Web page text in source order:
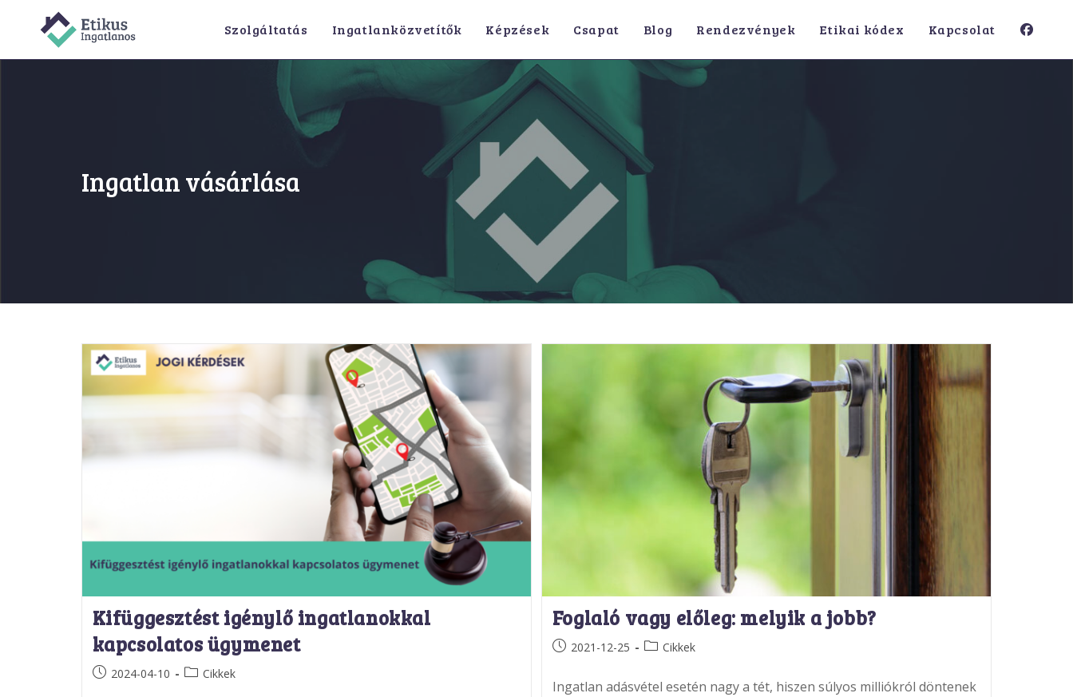
Szolgáltatás Ingatlanközvetítők Képzések Csapat Blog Rendezvények Etikai kódex Kapcsolat
Ingatlan vásárlása
Kifüggesztést igénylő ingatlanokkal
kapcsolatos ügymenet
Post2024-04-10
PostCikkek
Foglaló vagy előleg: melyik a jobb?
Post2021-12-25
PostCikkek
Ingatlan adásvétel esetén nagy a tét, hiszen súlyos milliókról döntenek